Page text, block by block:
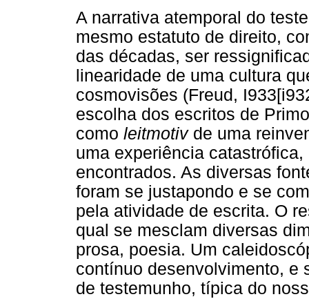
A narrativa atemporal do
mesmo estatuto de direito,
das décadas, ser
linearidade de uma cultura
cosmovisões (Freud,
escolha dos escritos de
como leitmotiv de uma
uma experiência
encontrados. As diversas
foram se justapondo e se
pela atividade de escrita. O
qual se mesclam diversas
prosa, poesia. Um
contínuo desenvolvimento, e
de testemunho, típica do